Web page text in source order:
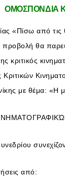
ΟΜΟΣΠΟΝΔΙΑ
«Πίσω από
θα
κριτικός
με θέμα: «Η
από: